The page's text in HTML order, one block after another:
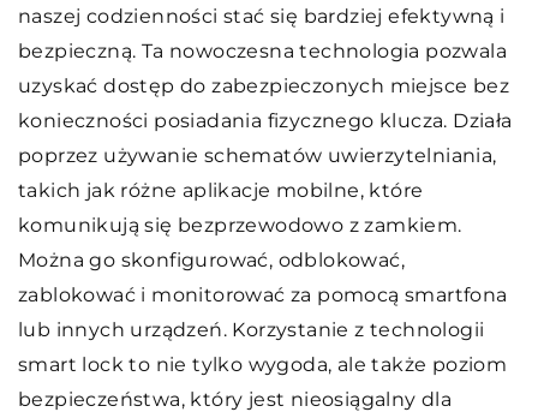
naszej codzienności stać się bardziej efektywną i
bezpieczną. Ta nowoczesna technologia pozwala
uzyskać dostęp do zabezpieczonych miejsce bez
konieczności posiadania fizycznego klucza. Działa
poprzez używanie schematów uwierzytelniania,
takich jak różne aplikacje mobilne, które
komunikują się bezprzewodowo z zamkiem.
Można go skonfigurować, odblokować,
zablokować i monitorować za pomocą smartfona
lub innych urządzeń. Korzystanie z technologii
smart lock to nie tylko wygoda, ale także poziom
bezpieczeństwa, który jest nieosiągalny dla